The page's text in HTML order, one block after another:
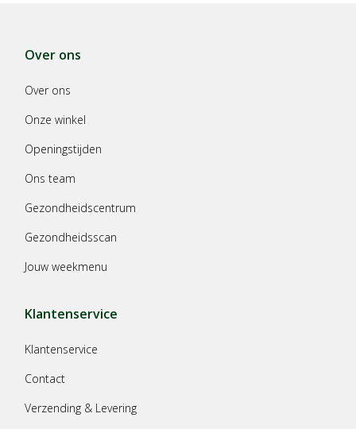
Over ons
Over ons
Onze winkel
Openingstijden
Ons team
Gezondheidscentrum
Gezondheidsscan
Jouw weekmenu
Klantenservice
Klantenservice
Contact
Verzending & Levering